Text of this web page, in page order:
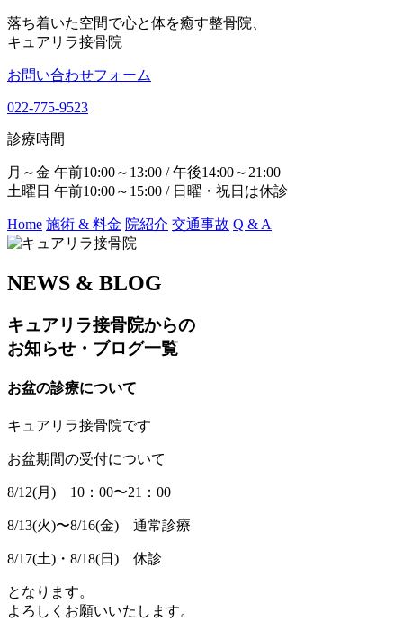
落ち着いた空間で心と体を癒す整骨院、
キュアリラ接骨院
お問い合わせフォーム
022-775-9523
診療時間
月～金 午前10:00～13:00 / 午後14:00～21:00
土曜日 午前10:00～15:00 / 日曜・祝日は休診
Home 施術 & 料金 院紹介 交通事故 Q & A
NEWS & BLOG
キュアリラ接骨院からの
お知らせ・ブログ一覧
お盆の診療について
キュアリラ接骨院です
お盆期間の受付について
8/12(月) 10：00〜21：00
8/13(火)〜8/16(金) 通常診療
8/17(土)・8/18(日) 休診
となります。
よろしくお願いいたします。